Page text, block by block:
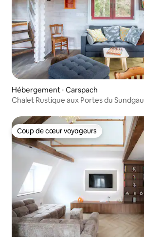
Hébergement ⋅ Carspach
Chalet Rustique aux Portes du Sundgau
Coup de cœur voyageurs
Coup de cœur voyageurs